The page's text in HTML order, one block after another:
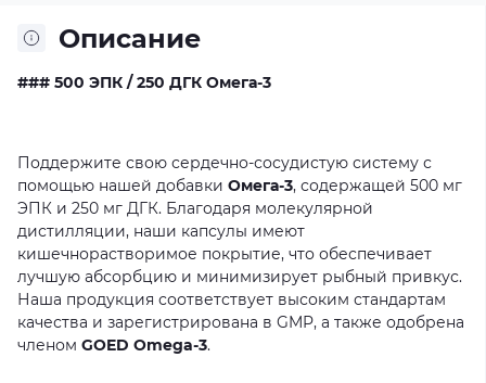
Описание
### 500 ЭПК / 250 ДГК Омега-3
Поддержите свою сердечно-сосудистую систему с
помощью нашей добавки Омега-3, содержащей 500 мг
ЭПК и 250 мг ДГК. Благодаря молекулярной
дистилляции, наши капсулы имеют
кишечнорастворимое покрытие, что обеспечивает
лучшую абсорбцию и минимизирует рыбный привкус.
Наша продукция соответствует высоким стандартам
качества и зарегистрирована в GMP, а также одобрена
членом GOED Omega-3.